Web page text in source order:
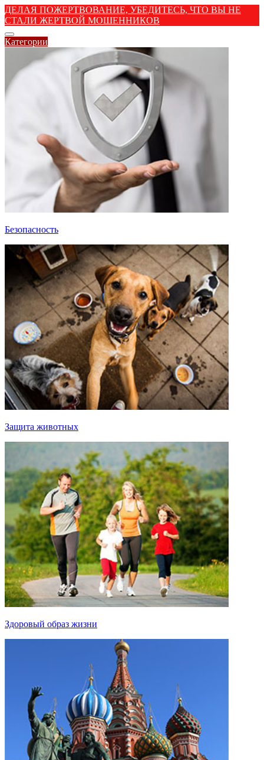
ДЕЛАЯ ПОЖЕРТВОВАНИЕ, УБЕДИТЕСЬ, ЧТО ВЫ НЕ
СТАЛИ ЖЕРТВОЙ МОШЕННИКОВ
Категории
Безопасность
Защита животных
Здоровый образ жизни